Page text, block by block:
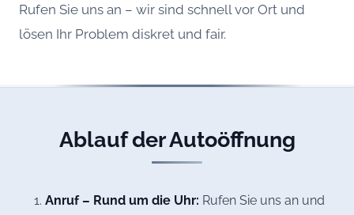
Rufen Sie uns an – wir sind schnell vor Ort und
lösen Ihr Problem diskret und fair.
Ablauf der Autoöffnung
Anruf – Rund um die Uhr: Rufen Sie uns an und